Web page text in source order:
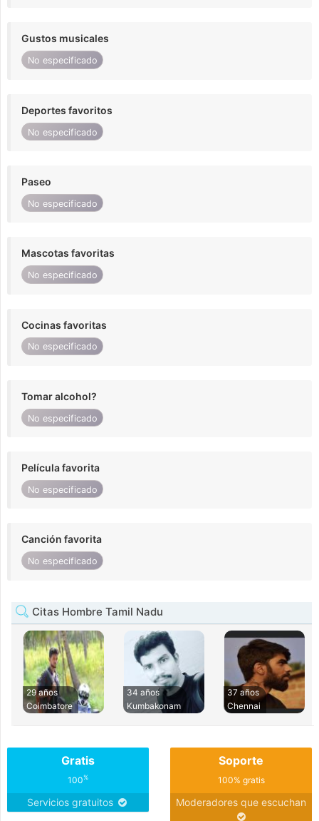
Gustos musicales
No especificado
Deportes favoritos
No especificado
Paseo
No especificado
Mascotas favoritas
No especificado
Cocinas favoritas
No especificado
Tomar alcohol?
No especificado
Película favorita
No especificado
Canción favorita
No especificado
Citas Hombre Tamil Nadu
29 años
Coimbatore
34 años
Kumbakonam
37 años
Chennai
Gratis
100%
Servicios gratuitos
Soporte
100% gratis
Moderadores que escuchan